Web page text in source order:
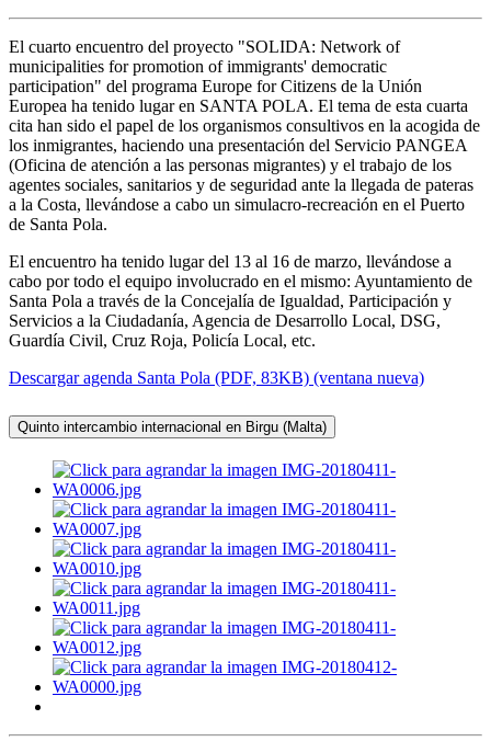
El cuarto encuentro del proyecto "SOLIDA: Network of
municipalities for promotion of immigrants' democratic
participation" del programa Europe for Citizens de la Unión
Europea ha tenido lugar en SANTA POLA. El tema de esta cuarta
cita han sido el papel de los organismos consultivos en la acogida de
los inmigrantes, haciendo una presentación del Servicio PANGEA
(Oficina de atención a las personas migrantes) y el trabajo de los
agentes sociales, sanitarios y de seguridad ante la llegada de pateras
a la Costa, llevándose a cabo un simulacro-recreación en el Puerto
de Santa Pola.
El encuentro ha tenido lugar del 13 al 16 de marzo, llevándose a
cabo por todo el equipo involucrado en el mismo: Ayuntamiento de
Santa Pola a través de la Concejalía de Igualdad, Participación y
Servicios a la Ciudadanía, Agencia de Desarrollo Local, DSG,
Guardía Civil, Cruz Roja, Policía Local, etc.
Descargar agenda Santa Pola (PDF, 83KB) (ventana nueva)
Quinto intercambio internacional en Birgu (Malta)